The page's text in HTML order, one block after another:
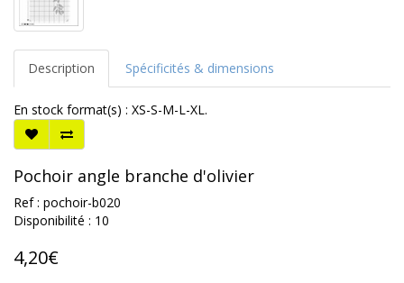
Description Spécificités & dimensions
En stock format(s) : XS-S-M-L-XL.
Pochoir angle branche d'olivier
Ref : pochoir-b020
Disponibilité : 10
4,20€